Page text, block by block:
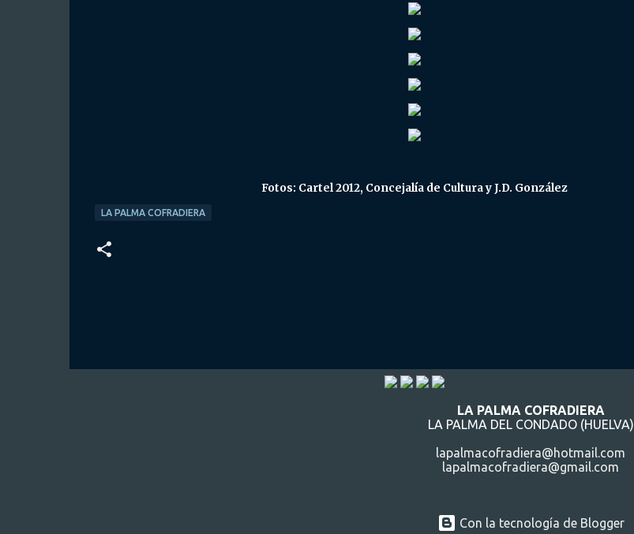
Fotos: Cartel 2012, Concejalía de Cultura y J.D. González
LA PALMA COFRADIERA
LA PALMA COFRADIERA
LA PALMA DEL CONDADO (HUELVA)
lapalmacofradiera@hotmail.com
lapalmacofradiera@gmail.com
Con la tecnología de Blogger